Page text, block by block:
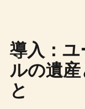
導入：
ルの遺
と